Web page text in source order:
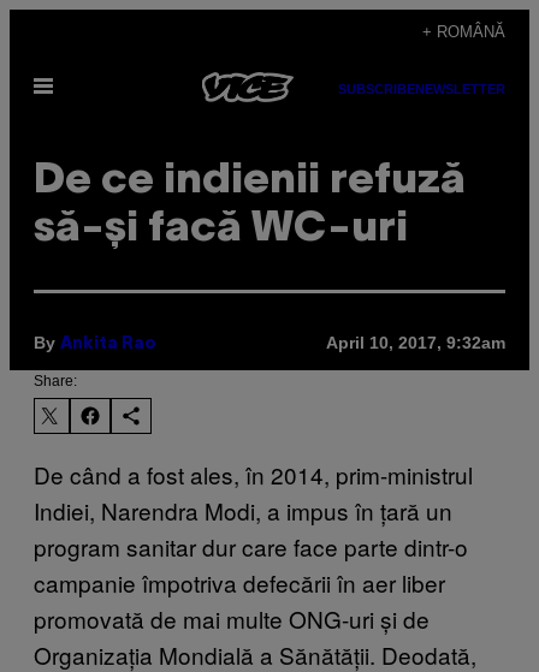
content
+ ROMÂNĂ
Open
SUBSCRIBENEWSLETTER
De ce indienii refuză
să-și facă WC-uri
By Ankita Rao April 10, 2017, 9:32am
Share:
De când a fost ales, în 2014, prim-ministrul
Indiei, Narendra Modi, a impus în țară un
program sanitar dur care face parte dintr-o
campanie împotriva defecării în aer liber
promovată de mai multe ONG-uri și de
Organizația Mondială a Sănătății. Deodată,